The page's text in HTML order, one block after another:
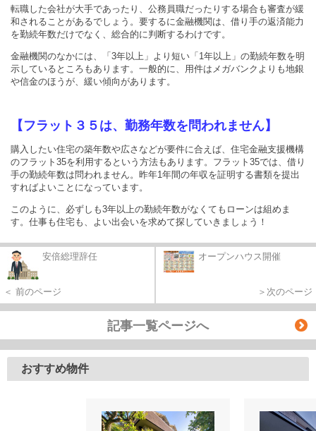
転職した会社が大手であったり、公務員職だったりする場合も審査が緩
和されることがあるでしょう。要するに金融機関は、借り手の返済能力
を勤続年数だけでなく、総合的に判断するわけです。
金融機関のなかには、「3年以上」より短い「1年以上」の勤続年数を明
示しているところもあります。一般的に、用件はメガバンクよりも地銀
や信金のほうが、緩い傾向があります。
【フラット３５は、勤務年数を問われません】
購入したい住宅の築年数や広さなどが要件に合えば、住宅金融支援機構
のフラット35を利用するという方法もあります。フラット35では、借り
手の勤続年数は問われません。昨年1年間の年収を証明する書類を提出
すればよいことになっています。
このように、必ずしも3年以上の勤続年数がなくてもローンは組めま
す。仕事も住宅も、よい出会いを求めて探していきましょう！
安倍総理辞任
＜ 前のページ
オープンハウス開催
＞次のページ
記事一覧ページへ
おすすめ物件